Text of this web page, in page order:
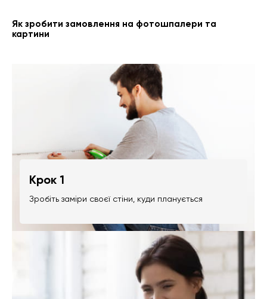
Як зробити замовлення на фотошпалери та
картини
Крок 1
Зробіть заміри своєї стіни, куди планується